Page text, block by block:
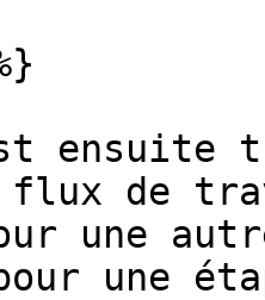
ensuite
flux de
une
une